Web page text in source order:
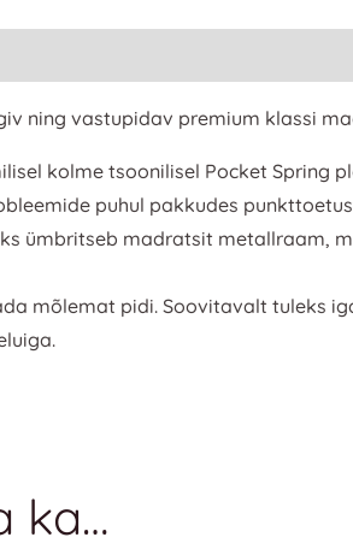
ning vastupidav premium klassi
kolme tsoonilisel Pocket Spring
puhul pakkudes
ümbritseb madratsit metallraam,
mõlemat pidi. Soovitavalt tuleks
ka…